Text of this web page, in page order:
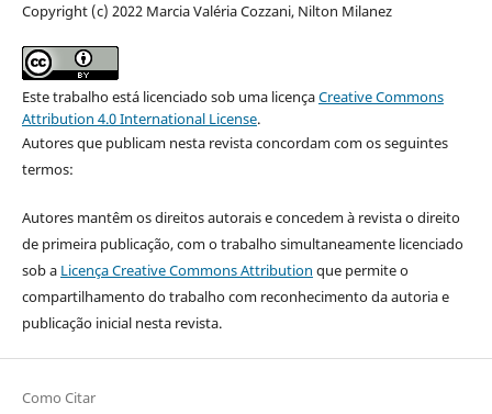
Copyright (c) 2022 Marcia Valéria Cozzani, Nilton Milanez
Este trabalho está licenciado sob uma licençaCreative Commons
Attribution 4.0 International License.
Autores que publicam nesta revista concordam com os seguintes
termos:
Autores mantêm os direitos autorais e concedem à revista o direito
de primeira publicação, com o trabalho simultaneamente licenciado
sob a Licença Creative Commons Attribution que permite o
compartilhamento do trabalho com reconhecimento da autoria e
publicação inicial nesta revista.
Como Citar